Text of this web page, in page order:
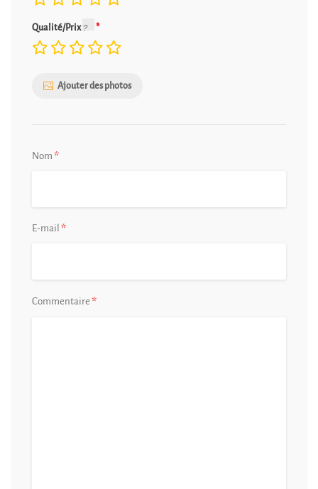
Qualité/Prix
Ajouter des photos
Nom *
E-mail *
Commentaire*